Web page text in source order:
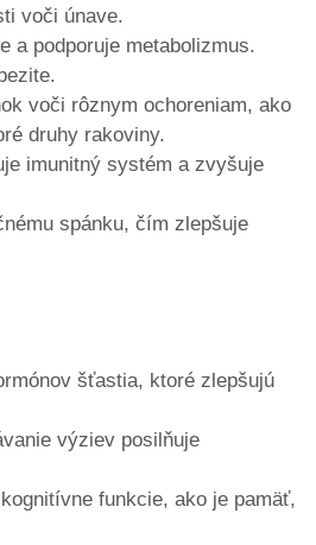
voči únave.
a podporuje metabolizmus.
voči rôznym ochoreniam, ako
druhy rakoviny.
imunitný systém a zvyšuje
spánku, čím zlepšuje
šťastia, ktoré zlepšujú
výziev posilňuje
funkcie, ako je pamäť,